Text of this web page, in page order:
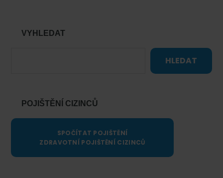
VYHLEDAT
HLEDAT
POJIŠTĚNÍ CIZINCŮ
SPOČÍTAT POJIŠTĚNÍ
ZDRAVOTNÍ POJIŠTĚNÍ CIZINCŮ